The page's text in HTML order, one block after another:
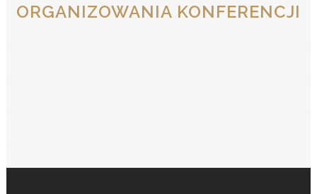
ORGANIZOWANIA KONFERENCJI